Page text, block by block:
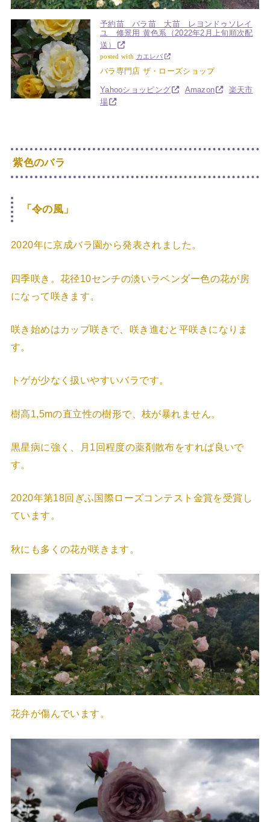
予約苗 バラ苗 大苗 レヨンドゥソレイ
ユ 修景用 黄色系（2022年2月上旬順次配
送）
posted with カエレバ
バラ専門店 ザ・ローズショップ
Yahooショッピング Amazon
楽天市
場
紫色のバラ
「令の風」
2020年に京成バラ園から発表されました。
四季咲き。花径10センチの淡いラベンダー色の花が房
になって咲きます。
咲き始めはカップ咲きで、咲き進むと平咲きになりま
す。
トゲが少なく扱いやすいバラです。
樹高1,5mの直立性の樹形で、枝が暴れません。
黒星病に強く、月1回程度の薬剤散布をすれば良いで
す。
2020年第18回ぎふ国際ローズコンテスト金賞を受賞し
ています。
秋にも多くの花が咲きます。
花弁が傷んでいます。